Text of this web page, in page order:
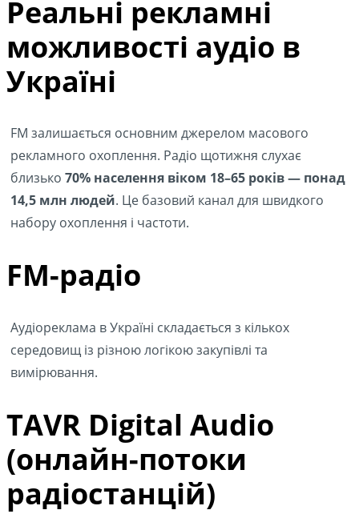
Реальні рекламні
можливості аудіо в
Україні
FM залишається основним джерелом масового
рекламного охоплення. Радіо щотижня слухає
близько 70% населення віком 18–65 років — понад
14,5 млн людей. Це базовий канал для швидкого
набору охоплення і частоти.
FM-радіо
Аудіореклама в Україні складається з кількох
середовищ із різною логікою закупівлі та
вимірювання.
TAVR Digital Audio
(онлайн-потоки
радіостанцій)